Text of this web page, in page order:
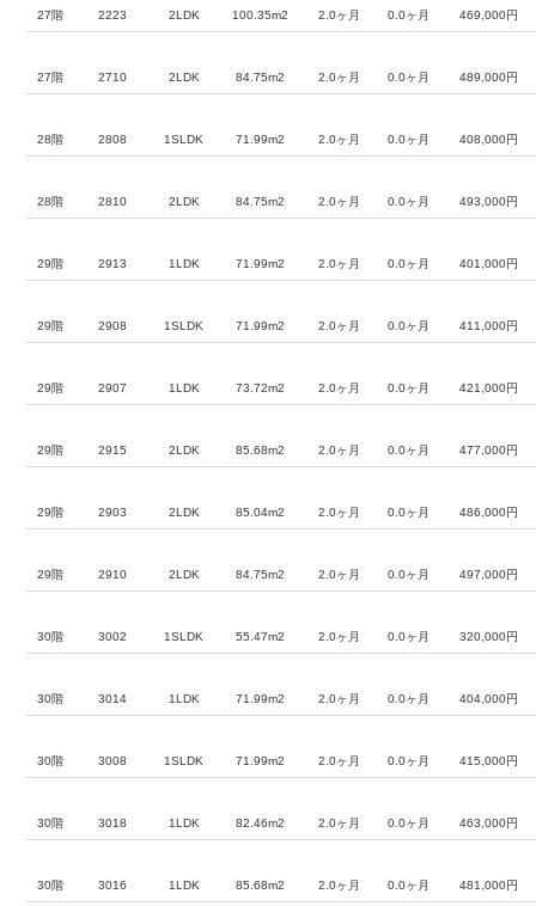
27階 2223 2LDK 100.35m2 2.0ヶ月 0.0ヶ月 469,000円
27階 2710 2LDK 84.75m2 2.0ヶ月 0.0ヶ月 489,000円
28階 2808 1SLDK 71.99m2 2.0ヶ月 0.0ヶ月 408,000円
28階 2810 2LDK 84.75m2 2.0ヶ月 0.0ヶ月 493,000円
29階 2913 1LDK 71.99m2 2.0ヶ月 0.0ヶ月 401,000円
29階 2908 1SLDK 71.99m2 2.0ヶ月 0.0ヶ月 411,000円
29階 2907 1LDK 73.72m2 2.0ヶ月 0.0ヶ月 421,000円
29階 2915 2LDK 85.68m2 2.0ヶ月 0.0ヶ月 477,000円
29階 2903 2LDK 85.04m2 2.0ヶ月 0.0ヶ月 486,000円
29階 2910 2LDK 84.75m2 2.0ヶ月 0.0ヶ月 497,000円
30階 3002 1SLDK 55.47m2 2.0ヶ月 0.0ヶ月 320,000円
30階 3014 1LDK 71.99m2 2.0ヶ月 0.0ヶ月 404,000円
30階 3008 1SLDK 71.99m2 2.0ヶ月 0.0ヶ月 415,000円
30階 3018 1LDK 82.46m2 2.0ヶ月 0.0ヶ月 463,000円
30階 3016 1LDK 85.68m2 2.0ヶ月 0.0ヶ月 481,000円